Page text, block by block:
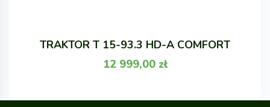
TRAKTOR T 15-93.3 HD-A COMFORT
12 999,00 zł